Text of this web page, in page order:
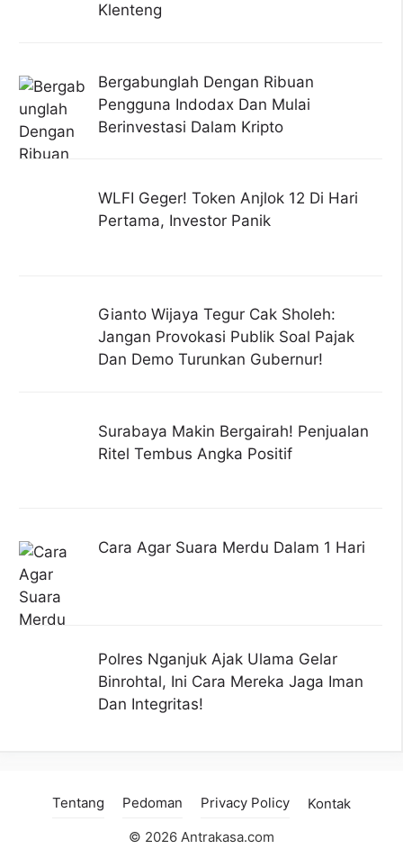
Klenteng
Bergabunglah Dengan Ribuan
Pengguna Indodax Dan Mulai
Berinvestasi Dalam Kripto
WLFI Geger! Token Anjlok 12 Di Hari
Pertama, Investor Panik
Gianto Wijaya Tegur Cak Sholeh:
Jangan Provokasi Publik Soal Pajak
Dan Demo Turunkan Gubernur!
Surabaya Makin Bergairah! Penjualan
Ritel Tembus Angka Positif
Cara Agar Suara Merdu Dalam 1 Hari
Polres Nganjuk Ajak Ulama Gelar
Binrohtal, Ini Cara Mereka Jaga Iman
Dan Integritas!
Tentang Pedoman Privacy Policy
Kontak
© 2026 Antrakasa.com